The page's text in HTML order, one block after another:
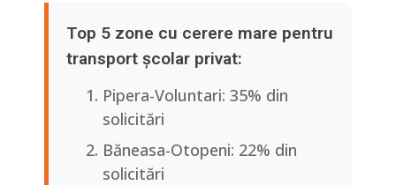
Top 5 zone cu cerere mare pentru
transport școlar privat:
Pipera-Voluntari: 35% din
solicitări
Băneasa-Otopeni: 22% din
solicitări